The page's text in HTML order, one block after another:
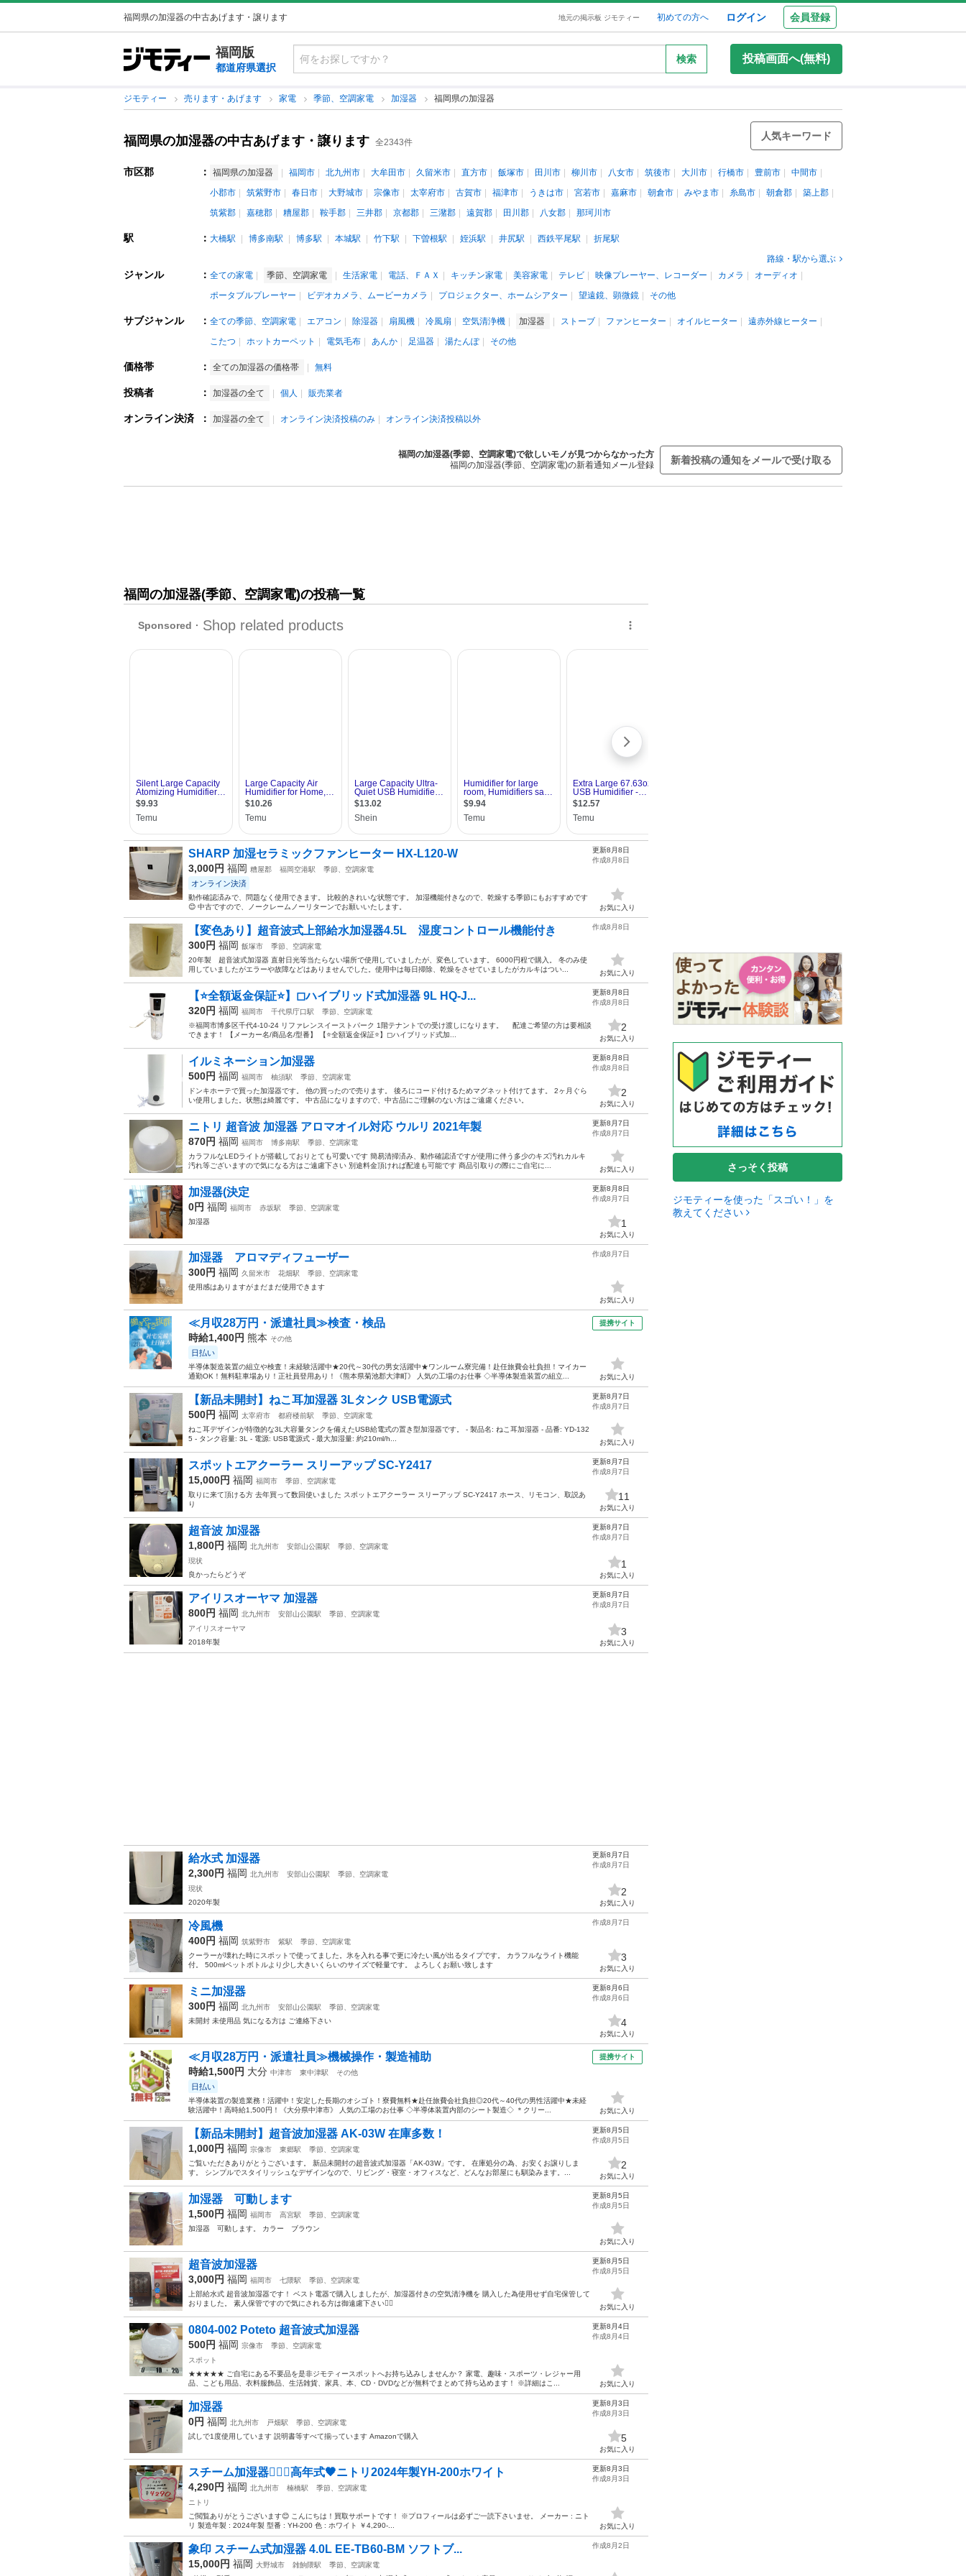
福岡県の加湿器の中古あげます・譲ります 地元の掲示板 ジモティー 初めての方へ ログイン 会員登録
福岡版
都道府県選択
検索 投稿画面へ(無料)
ジモティー 売ります・あげます 家電 季節、空調家電 加湿器 福岡県の加湿器
福岡県の加湿器の中古あげます・譲ります 全2343件
人気キーワード
市区郡 ： 福岡県の加湿器 福岡市 北九州市 大牟田市 久留米市 直方市 飯塚市 田川市 柳川市 八女市 筑後市 大川市 行橋市 豊前市
中間市
小郡市
筑紫野市 春日市 大野城市 宗像市 太宰府市 古賀市 福津市 うきは市 宮若市 嘉麻市 朝倉市 みやま市 糸島市 朝倉郡
築上郡
筑紫郡
嘉穂郡 糟屋郡 鞍手郡 三井郡 京都郡 三潴郡 遠賀郡 田川郡 八女郡 那珂川市
駅 ： 大橋駅 博多南駅 博多駅 本城駅 竹下駅 下曽根駅 姪浜駅 井尻駅 西鉄平尾駅
折尾駅
路線・駅から選ぶ
ジャンル ： 全ての家電 季節、空調家電 生活家電 電話、ＦＡＸ キッチン家電 美容家電 テレビ 映像プレーヤー、レコーダー カメラ
オーディオ
ポータブルプレーヤー
ビデオカメラ、ムービーカメラ プロジェクター、ホームシアター 望遠鏡、顕微鏡 その他
サブジャンル ： 全ての季節、空調家電 エアコン 除湿器 扇風機 冷風扇 空気清浄機 加湿器 ストーブ ファンヒーター オイルヒーター
遠赤外線ヒーター
こたつ
ホットカーペット 電気毛布 あんか 足温器 湯たんぽ その他
価格帯 ： 全ての加湿器の価格帯 無料
投稿者 ： 加湿器の全て 個人 販売業者
オンライン決済 ： 加湿器の全て オンライン決済投稿のみ オンライン決済投稿以外
福岡の加湿器(季節、空調家電)で欲しいモノが見つからなかった方
福岡の加湿器(季節、空調家電)の新着通知メール登録
新着投稿の通知をメールで受け取る
福岡の加湿器(季節、空調家電)の投稿一覧
SHARP 加湿セラミックファンヒーター HX-L120-W
3,000円 福岡 糟屋郡 福岡空港駅 季節、空調家電
オンライン決済
動作確認済みで、問題なく使用できます。 比較的きれいな状態です。 加湿機能付きなので、乾燥する季節にもおすすめです
😊 中古ですので、ノークレームノーリターンでお願いいたします。
更新8月8日
作成8月8日
お気に入り
【変色あり】超音波式上部給水加湿器4.5L 湿度コントロール機能付き
300円 福岡 飯塚市
季節、空調家電
20年製 超音波式加湿器 直射日光等当たらない場所で使用していましたが、変色しています。 6000円程で購入。 冬のみ使
用していましたがエラーや故障などはありませんでした。使用中は毎日掃除、乾燥をさせていましたがカルキはつい...
作成8月8日
お気に入り
【⭐️全額返金保証⭐️】◻︎ハイブリッド式加湿器 9L HQ-J...
320円 福岡 福岡市 千代県庁口駅
季節、空調家電
※福岡市博多区千代4-10-24 リファレンスイーストパーク 1階テナントでの受け渡しになります。 配達ご希望の方は要相談
できます！ 【メーカー名/商品名/型番】 【⭐️全額返金保証⭐️】◻︎ハイブリッド式加...
更新8月8日
作成8月8日
2
お気に入り
イルミネーション加湿器
500円 福岡 福岡市 柚須駅
季節、空調家電
ドンキホーテで買った加湿器です。 他の買ったので売ります。 後ろにコード付けるためマグネット付けてます。 2ヶ月ぐら
い使用しました。状態は綺麗です。 中古品になりますので、中古品にご理解のない方はご遠慮ください。
更新8月8日
作成8月8日
2
お気に入り
ニトリ 超音波 加湿器 アロマオイル対応 ウルリ 2021年製
870円 福岡 福岡市 博多南駅
季節、空調家電
カラフルなLEDライトが搭載しておりとても可愛いです 簡易清掃済み、動作確認済ですが使用に伴う多少のキズ汚れカルキ
汚れ等ございますので気になる方はご遠慮下さい 別途料金頂ければ配達も可能です 商品引取りの際にご自宅に...
更新8月7日
作成8月7日
お気に入り
加湿器(決定
0円 福岡 福岡市 赤坂駅
季節、空調家電
加湿器
更新8月8日
作成8月7日
1
お気に入り
加湿器 アロマディフューザー
300円 福岡 久留米市 花畑駅
季節、空調家電
使用感はありますがまだまだ使用できます
作成8月7日
お気に入り
≪月収28万円・派遣社員≫検査・検品
時給1,400円 熊本 その他
日払い
半導体製造装置の組立や検査！未経験活躍中★20代～30代の男女活躍中★ワンルーム寮完備！赴任旅費会社負担！マイカー
通勤OK！無料駐車場あり！正社員登用あり！《熊本県菊池郡大津町》 人気の工場のお仕事 ◇半導体製造装置の組立...
提携サイト
お気に入り
【新品未開封】ねこ耳加湿器 3Lタンク USB電源式
500円 福岡 太宰府市 都府楼前駅
季節、空調家電
ねこ耳デザインが特徴的な3L大容量タンクを備えたUSB給電式の置き型加湿器です。 - 製品名: ねこ耳加湿器 - 品番: YD-132
5 - タンク容量: 3L - 電源: USB電源式 - 最大加湿量: 約210ml/h...
更新8月7日
作成8月7日
お気に入り
スポットエアクーラー スリーアップ SC-Y2417
15,000円 福岡 福岡市
季節、空調家電
取りに来て頂ける方 去年買って数回使いました スポットエアクーラー スリーアップ SC-Y2417 ホース、リモコン、取説あ
り
更新8月7日
作成8月7日
11
お気に入り
超音波 加湿器
1,800円 福岡 北九州市 安部山公園駅
季節、空調家電
現状
良かったらどうぞ
更新8月7日
作成8月7日
1
お気に入り
アイリスオーヤマ 加湿器
800円 福岡 北九州市 安部山公園駅
季節、空調家電
アイリスオーヤマ
2018年製
更新8月7日
作成8月7日
3
お気に入り
給水式 加湿器
2,300円 福岡 北九州市 安部山公園駅
季節、空調家電
現状
2020年製
更新8月7日
作成8月7日
2
お気に入り
冷風機
400円 福岡 筑紫野市 紫駅
季節、空調家電
クーラーが壊れた時にスポットで使ってました。氷を入れる事で更に冷たい風が出るタイプです。 カラフルなライト機能
付。 500mlペットボトルより少し大きいくらいのサイズで軽量です。 よろしくお願い致します
作成8月7日
3
お気に入り
ミニ加湿器
300円 福岡 北九州市 安部山公園駅
季節、空調家電
未開封 未使用品 気になる方は ご連絡下さい
更新8月6日
作成8月6日
4
お気に入り
≪月収28万円・派遣社員≫機械操作・製造補助
時給1,500円 大分 中津市 東中津駅 その他
日払い
半導体装置の製造業務！活躍中！安定した長期のオシゴト！寮費無料★赴任旅費会社負担◎20代～40代の男性活躍中★未経
験活躍中！高時給1,500円！《大分県中津市》 人気の工場のお仕事 ◇半導体装置内部のシート製造◇ ＊クリー...
提携サイト
お気に入り
【新品未開封】超音波加湿器 AK-03W 在庫多数！
1,000円 福岡 宗像市 東郷駅
季節、空調家電
ご覧いただきありがとうございます。 新品未開封の超音波式加湿器「AK-03W」です。 在庫処分の為、お安くお譲りしま
す。 シンプルでスタイリッシュなデザインなので、リビング・寝室・オフィスなど、どんなお部屋にも馴染みます。...
更新8月5日
作成8月5日
2
お気に入り
加湿器 可動します
1,500円 福岡 福岡市 高宮駅
季節、空調家電
加湿器 可動します。 カラー ブラウン
更新8月5日
作成8月5日
お気に入り
超音波加湿器
3,000円 福岡 福岡市 七隈駅
季節、空調家電
上部給水式 超音波加湿器です！ ベスト電器で購入しましたが、加湿器付きの空気清浄機を 購入した為使用せず自宅保管して
おりました。 素人保管ですので気にされる方は御遠慮下さい🙇‍♀️
更新8月5日
作成8月5日
お気に入り
0804-002 Poteto 超音波式加湿器
500円 福岡 宗像市
季節、空調家電
スポット
★★★★★ ご自宅にある不要品を是非ジモティースポットへお持ち込みしませんか？ 家電、趣味・スポーツ・レジャー用
品、こども用品、衣料服飾品、生活雑貨、家具、本、CD・DVDなどが無料でまとめて持ち込めます！ ※詳細はこ...
更新8月4日
作成8月4日
お気に入り
加湿器
0円 福岡 北九州市 戸畑駅
季節、空調家電
試しで1度使用しています 説明書等すべて揃っています Amazonで購入
更新8月3日
作成8月3日
5
お気に入り
スチーム加湿器🧖🏻‍♀️高年式🖤ニトリ2024年製YH-200ホワイト
4,290円 福岡 北九州市 楠橋駅
季節、空調家電
ニトリ
ご閲覧ありがとうございます😊 こんにちは！買取サポートです！ ※プロフィールは必ずご一読下さいませ。 メーカー : ニト
リ 製造年製 : 2024年製 型番 : YH-200 色 : ホワイト ￥4,290-...
更新8月3日
作成8月3日
お気に入り
象印 スチーム式加湿器 4.0L EE-TB60-BM ソフトブ...
15,000円 福岡 大野城市 雑餉隈駅
季節、空調家電
作成8月2日
さっそく投稿
ジモティーを使った「スゴい！」を
教えてください